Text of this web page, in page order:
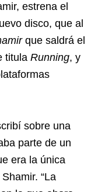
estrena el
disco, que al
que saldrá el
titula Running, y
sobre una
parte de un
era la única
“La